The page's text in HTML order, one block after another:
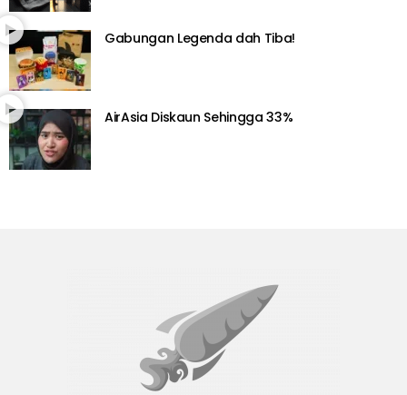
Gabungan Legenda dah Tiba!
AirAsia Diskaun Sehingga 33%